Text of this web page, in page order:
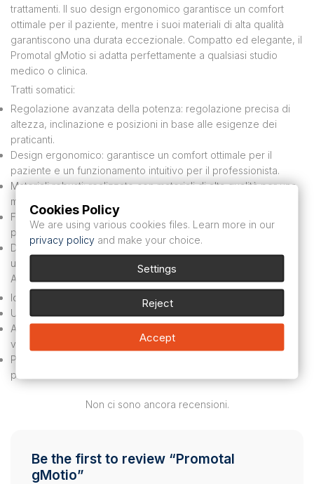
trattamenti. Il suo design ergonomico garantisce un comfort
ottimale per il paziente, mentre i suoi materiali di alta qualità
garantiscono una durata eccezionale. Compatto ed elegante, il
Promotal gMotio si adatta perfettamente a qualsiasi studio
medico o clinica.
Tratti somatici:
Regolazione avanzata della potenza: regolazione precisa di
altezza, inclinazione e posizioni in base alle esigenze dei
praticanti.
Design ergonomico: garantisce un comfort ottimale per il
paziente e un funzionamento intuitivo per il professionista.
Materiali robusti: realizzato con materiali di alta qualità per una
maggiore durata e un uso intenso.
Facile da mantenere: rivestimento igienico e facile da pulire
per garantire una pulizia impeccabile.
Design moderno e compatto: ottimizza lo spazio apportando
un tocco estetico agli ambienti medici.
Applicazioni:
Ideale per consulenze mediche generali e specialistiche.
Utilizzo in studi medici, cliniche e reparti ospedalieri.
Adatto per gli operatori sanitari che cercano un divano
versatile, comodo e resistente.
Perfetto per ambienti che richiedono attrezzature moderne e
performanti.
Non ci sono ancora recensioni.
Be the first to review “Promotal
gMotio”
Cookies Policy
We are using various cookies files. Learn more in our
privacy policy and make your choice.
Settings
Reject
Accept